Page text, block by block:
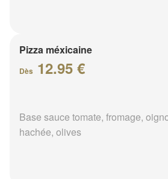
Pizza méxicaine
Dès 12.95 €
Base sauce tomate, fromage,
hachée, olives